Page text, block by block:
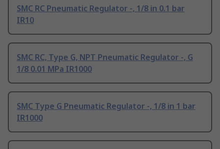
SMC RC Pneumatic Regulator -, 1/8 in 0.1 bar
IR10
SMC RC, Type G, NPT Pneumatic Regulator -, G
1/8 0.01 MPa IR1000
SMC Type G Pneumatic Regulator -, 1/8 in 1 bar
IR1000